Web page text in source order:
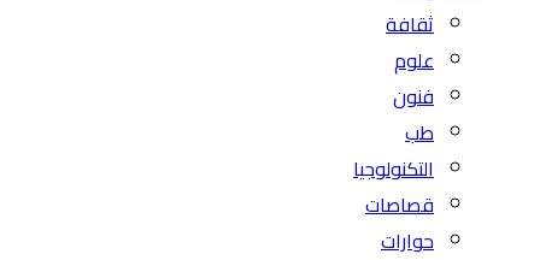
ثقافة
علوم
فنون
طب
التكنولوجيا
قصاصات
حوارات